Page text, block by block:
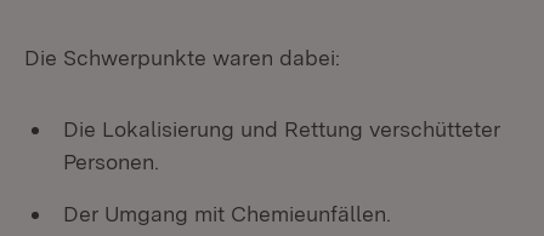
Die Schwerpunkte waren dabei:
Die Lokalisierung und Rettung verschütteter
Personen.
Der Umgang mit Chemieunfällen.